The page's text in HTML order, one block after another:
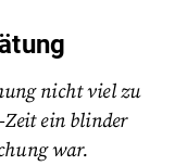
nicht viel zu
Zeit ein blinder
war.